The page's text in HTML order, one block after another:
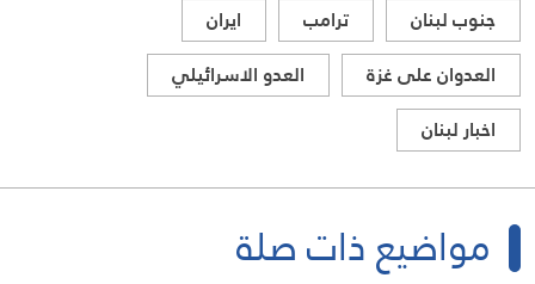
جنوب لبنان
ترامب
ايران
العدوان على غزة
العدو الاسرائيلي
اخبار لبنان
مواضيع ذات صلة